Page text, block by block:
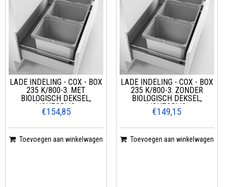
LADE INDELING - COX - BOX
235 K/800-3. MET
BIOLOGISCH DEKSEL,
LICHTGRIJS.
€154,85
Toevoegen aan winkelwagen
LADE INDELING - COX - BOX
235 K/800-3. ZONDER
BIOLOGISCH DEKSEL,
LICHTGRIJS.
€149,15
Toevoegen aan winkelwagen